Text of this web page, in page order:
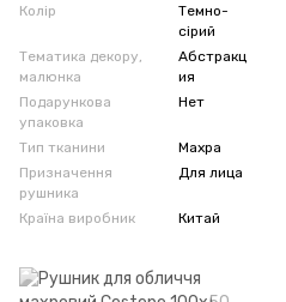
Колір
Темно-
сірий
Тематика декору,
малюнка
Абстракц
ия
Подарункова
упаковка
Нет
Тип тканини
Махра
Призначення
рушника
Для лица
Країна виробник Китай